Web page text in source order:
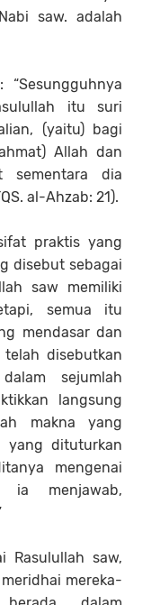
saw. adalah
itu suri
(yaitu) bagi
Allah dan
sementara dia
al-Ahzab: 21).
praktis yang
disebut sebagai
saw memiliki
semua itu
mendasar dan
disebutkan
sejumlah
langsung
makna yang
yang dituturkan
mengenai
ia menjawab,
Rasulullah saw,
mereka-